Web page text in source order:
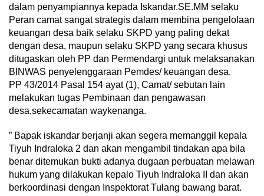
dalam penyampiannya kepada Iskandar.SE.MM selaku
Peran camat sangat strategis dalam membina pengelolaan
keuangan desa baik selaku SKPD yang paling dekat
dengan desa, maupun selaku SKPD yang secara khusus
ditugaskan oleh PP dan Permendargi untuk melaksanakan
BINWAS penyelenggaraan Pemdes/ keuangan desa.
PP 43/2014 Pasal 154 ayat (1), Camat/ sebutan lain
melakukan tugas Pembinaan dan pengawasan
desa,sekecamatan waykenanga.
” Bapak iskandar berjanji akan segera memanggil kepala
Tiyuh Indraloka 2 dan akan mengambil tindakan apa bila
benar ditemukan bukti adanya dugaan perbuatan melawan
hukum yang dilakukan kepalo Tiyuh Indraloka II dan akan
berkoordinasi dengan Inspektorat Tulang bawang barat.